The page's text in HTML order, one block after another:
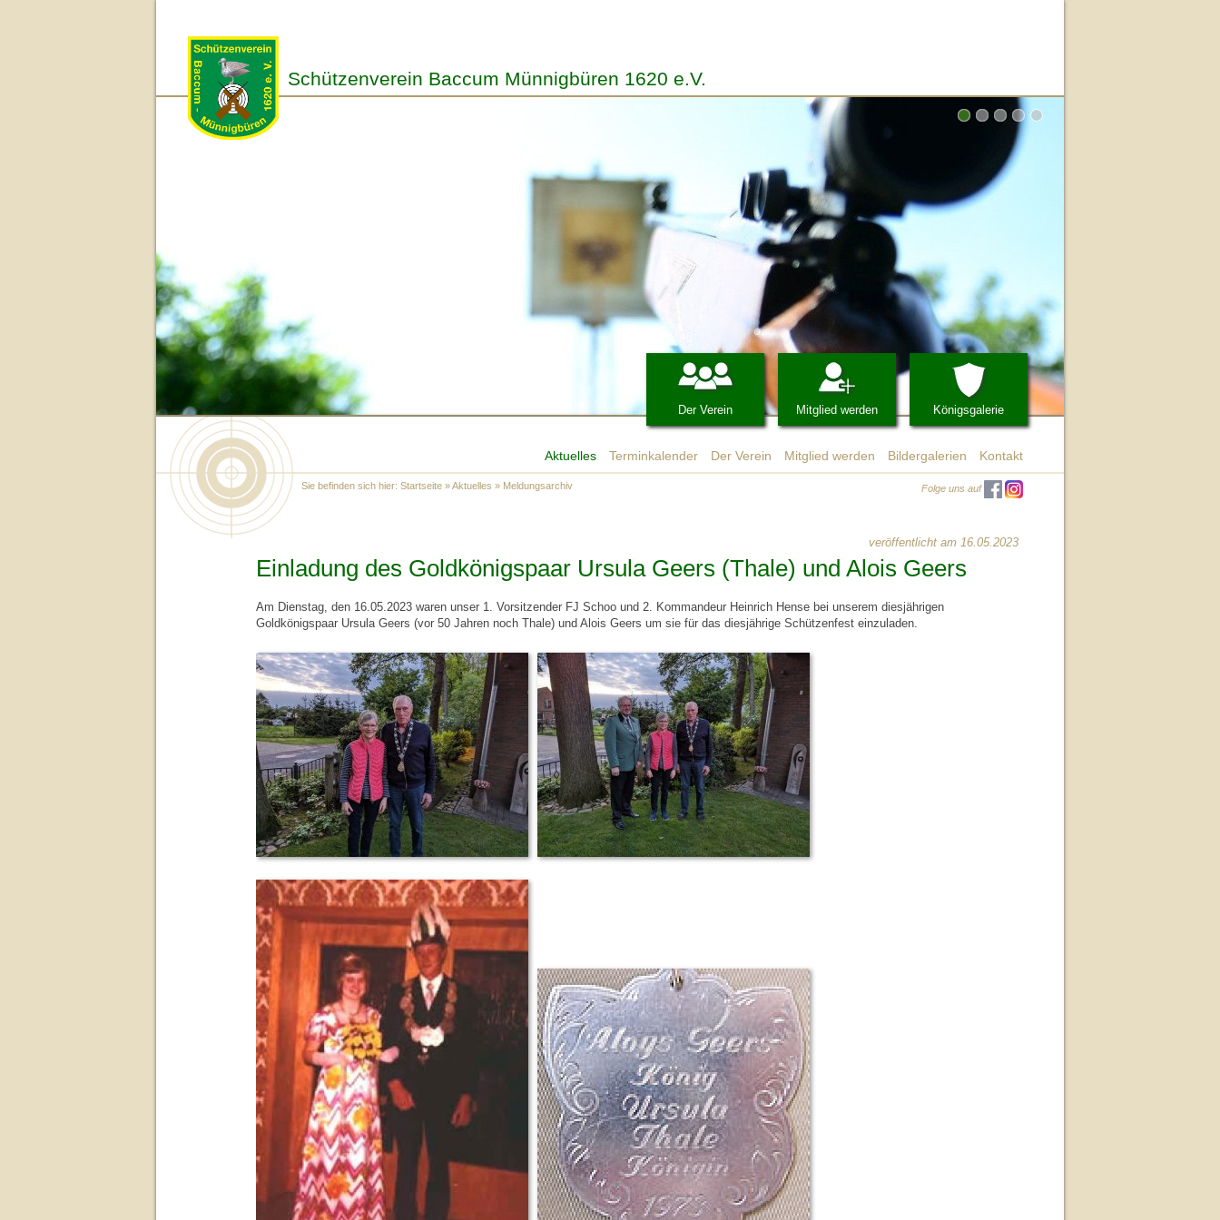
Schützenverein Baccum Münnigbüren 1620 e.V.
Der Verein Mitglied werden Königsgalerie
Aktuelles Terminkalender Der Verein Mitglied werden Bildergalerien Kontakt
Sie befinden sich hier: Startseite »Aktuelles » Meldungsarchiv Folge uns auf
veröffentlicht am 16.05.2023
Einladung des Goldkönigspaar Ursula Geers (Thale) und Alois Geers
Am Dienstag, den 16.05.2023 waren unser 1. Vorsitzender FJ Schoo und 2. Kommandeur Heinrich Hense bei unserem diesjährigen
Goldkönigspaar Ursula Geers (vor 50 Jahren noch Thale) und Alois Geers um sie für das diesjährige Schützenfest einzuladen.